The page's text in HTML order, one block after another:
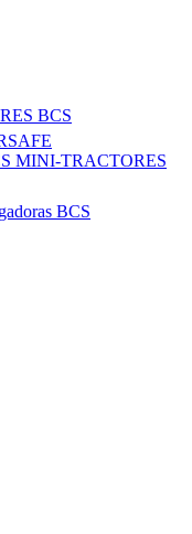
BCS
MINI-TRACTORES
BCS